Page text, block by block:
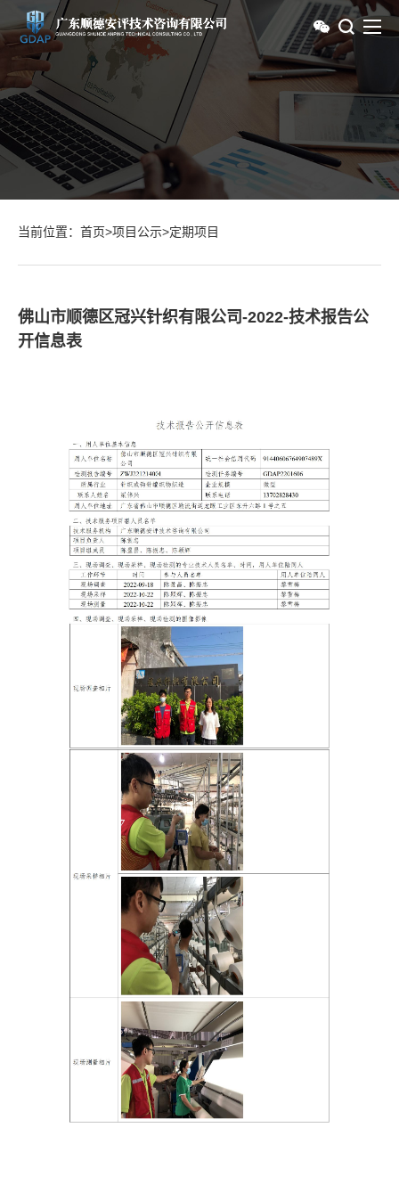
当前位置： 首页>项目公示>定期项目
佛山市顺德区冠兴针织有限公司-2022-技术报告公
开信息表